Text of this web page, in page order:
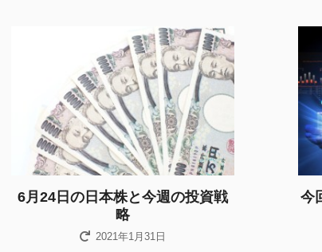
6月24日の日本株と今週の投資戦
略
2021年1月31日
今